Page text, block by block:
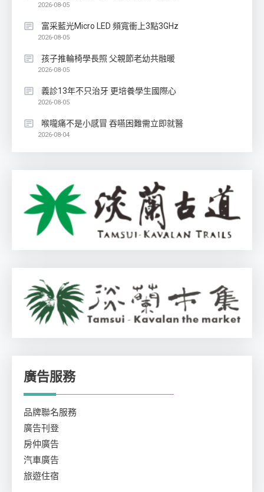
2026-08-05
富采藍光Micro LED 頻寬衝上3點3GHz
2026-08-05
孩子推輪椅學長照 父親節老幼共融暖
2026-08-05
義診13年不只治牙 更培養學生國際心
2026-08-05
喉嚨痛不是小感冒 吞嚥困難需立即就醫
2026-08-04
廣告服務
品牌聯名服務
廣告刊登
房仲廣告
汽車廣告
旅遊住宿